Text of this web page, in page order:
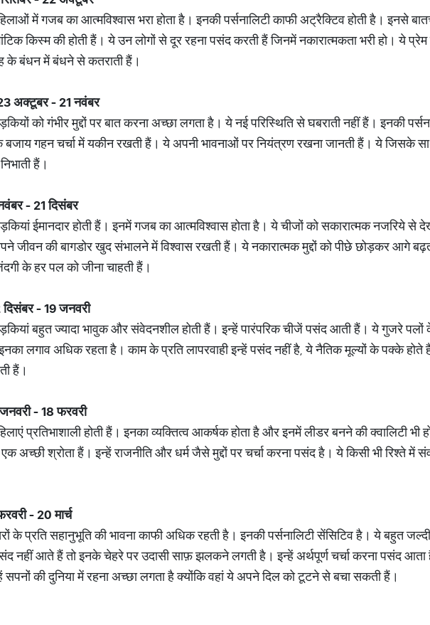
में गजब का आत्मविश्वास भरा होता है। इनकी पर्सनालिटी काफी अट्रैक्टिव होती है। इनसे
किस्म की होती हैं। ये उन लोगों से दूर रहना पसंद करती हैं जिनमें नकारात्मकता भरी हो। ये
के बंधन में बंधने से कतराती हैं।
अक्टूबर - 21 नवंबर
को गंभीर मुद्दों पर बात करना अच्छा लगता है। ये नई परिस्थिति से घबराती नहीं हैं। इनकी
बजाय गहन चर्चा में यकीन रखती हैं। ये अपनी भावनाओं पर नियंत्रण रखना जानती हैं। ये जिसके
हैं।
- 21 दिसंबर
ईमानदार होती हैं। इनमें गजब का आत्मविश्वास होता है। ये चीजों को सकारात्मक नजरिये से
जीवन की बागडोर खुद संभालने में विश्वास रखती हैं। ये नकारात्मक मुद्दों को पीछे छोड़कर आगे
के हर पल को जीना चाहती हैं।
- 19 जनवरी
बहुत ज्यादा भावुक और संवेदनशील होती हैं। इन्हें पारंपरिक चीजें पसंद आती हैं। ये गुजरे पलों
लगाव अधिक रहता है। काम के प्रति लापरवाही इन्हें पसंद नहीं है, ये नैतिक मूल्यों के पक्के होते
हैं।
- 18 फरवरी
प्रतिभाशाली होती हैं। इनका व्यक्तित्व आकर्षक होता है और इनमें लीडर बनने की क्वालिटी भी
अच्छी श्रोता हैं। इन्हें राजनीति और धर्म जैसे मुद्दों पर चर्चा करना पसंद है। ये किसी भी रिश्ते में
- 20 मार्च
के प्रति सहानुभूति की भावना काफी अधिक रहती है। इनकी पर्सनालिटी सेंसिटिव है। ये बहुत
नहीं आते हैं तो इनके चेहरे पर उदासी साफ़ झलकने लगती है। इन्हें अर्थपूर्ण चर्चा करना पसंद आता
सपनों की दुनिया में रहना अच्छा लगता है क्योंकि वहां ये अपने दिल को टूटने से बचा सकती हैं।